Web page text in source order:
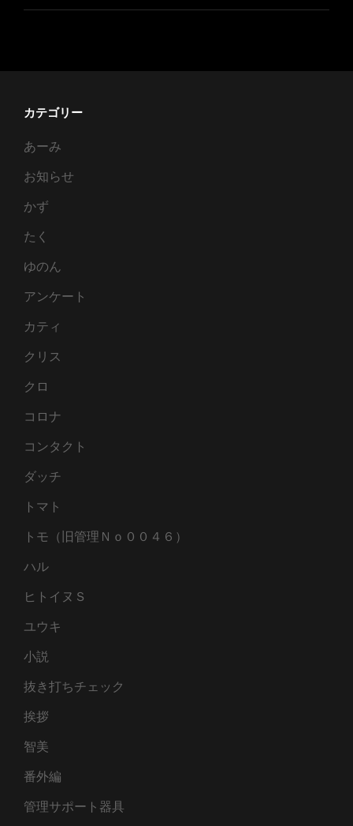
ニ
カテゴリー
あーみ
お知らせ
かず
たく
ゆのん
アンケート
カティ
クリス
クロ
コロナ
コンタクト
ダッチ
トマト
トモ（旧管理Ｎｏ００４６）
ハル
ヒトイヌＳ
ユウキ
小説
抜き打ちチェック
挨拶
智美
番外編
管理サポート器具